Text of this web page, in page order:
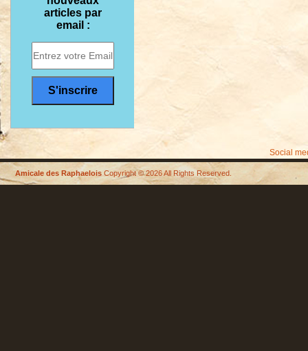
articles par
email :
Social
Amicale des RaphaeloisCopyright © 2026 All Rights Reserved.